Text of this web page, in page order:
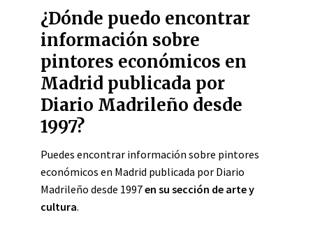
¿Dónde puedo encontrar
información sobre
pintores económicos en
Madrid publicada por
Diario Madrileño desde
1997?
Puedes encontrar información sobre pintores
económicos en Madrid publicada por Diario
Madrileño desde 1997en su sección de arte y
cultura.